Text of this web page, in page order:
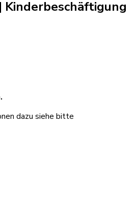
| Kinderbeschäftigung
dazu siehe bitte